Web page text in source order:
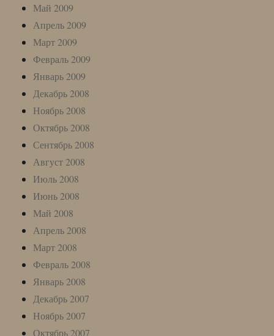
Май 2009
Апрель 2009
Март 2009
Февраль 2009
Январь 2009
Декабрь 2008
Ноябрь 2008
Октябрь 2008
Сентябрь 2008
Август 2008
Июль 2008
Июнь 2008
Май 2008
Апрель 2008
Март 2008
Февраль 2008
Январь 2008
Декабрь 2007
Ноябрь 2007
Октябрь 2007